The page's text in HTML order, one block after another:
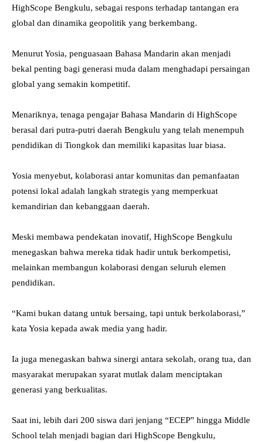
HighScope Bengkulu, sebagai respons terhadap tantangan era
global dan dinamika geopolitik yang berkembang.
Menurut Yosia, penguasaan Bahasa Mandarin akan menjadi
bekal penting bagi generasi muda dalam menghadapi persaingan
global yang semakin kompetitif.
Menariknya, tenaga pengajar Bahasa Mandarin di HighScope
berasal dari putra-putri daerah Bengkulu yang telah menempuh
pendidikan di Tiongkok dan memiliki kapasitas luar biasa.
Yosia menyebut, kolaborasi antar komunitas dan pemanfaatan
potensi lokal adalah langkah strategis yang memperkuat
kemandirian dan kebanggaan daerah.
Meski membawa pendekatan inovatif, HighScope Bengkulu
menegaskan bahwa mereka tidak hadir untuk berkompetisi,
melainkan membangun kolaborasi dengan seluruh elemen
pendidikan.
“Kami bukan datang untuk bersaing, tapi untuk berkolaborasi,”
kata Yosia kepada awak media yang hadir.
Ia juga menegaskan bahwa sinergi antara sekolah, orang tua, dan
masyarakat merupakan syarat mutlak dalam menciptakan
generasi yang berkualitas.
Saat ini, lebih dari 200 siswa dari jenjang “ECEP” hingga Middle
School telah menjadi bagian dari HighScope Bengkulu,